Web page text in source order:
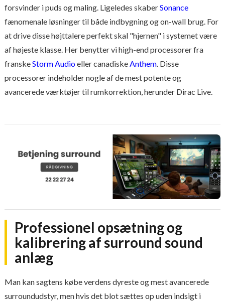
forsvinder i puds og maling. Ligeledes skaberSonance
fænomenale løsninger til både indbygning og on-wall brug. For
at drive disse højttalere perfekt skal "hjernen" i systemet være
af højeste klasse. Her benytter vi high-end processorer fra
franskeStorm Audioeller canadiskeAnthem. Disse
processorer indeholder nogle af de mest potente og
avancerede værktøjer til rumkorrektion, herunder Dirac Live.
Professionel opsætning og
kalibrering af surround sound
anlæg
Man kan sagtens købe verdens dyreste og mest avancerede
surroundudstyr, men hvis det blot sættes op uden indsigt i